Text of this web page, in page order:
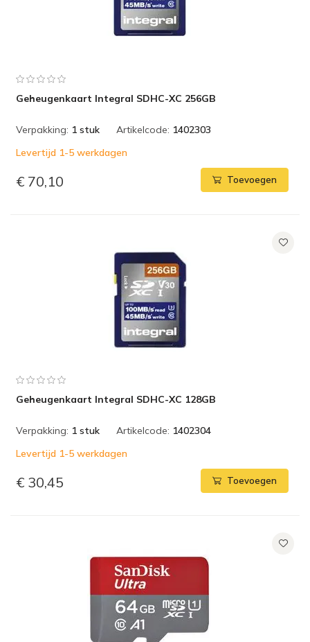
Geheugenkaart Integral SDHC-XC 256GB
Verpakking: 1 stuk Artikelcode: 1402303
Levertijd 1-5 werkdagen
€ 70,10 Toevoegen
Geheugenkaart Integral SDHC-XC 128GB
Verpakking: 1 stuk Artikelcode: 1402304
Levertijd 1-5 werkdagen
€ 30,45 Toevoegen